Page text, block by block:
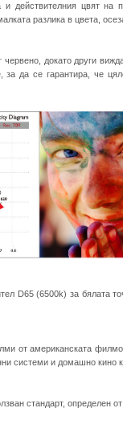
действителния цвят на
разлика в цвета,
докато други
за да се гарантира, че
D65 (6500k) за бялата
от американската
системи и домашно кино
стандарт,